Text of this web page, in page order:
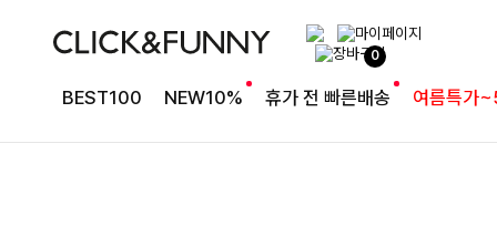
0
BEST100 NEW10% 휴가 전 빠른배송 여름특가
완성도 높은 원피스SET
특스트라이프 링클원피스+스트링자켓SET